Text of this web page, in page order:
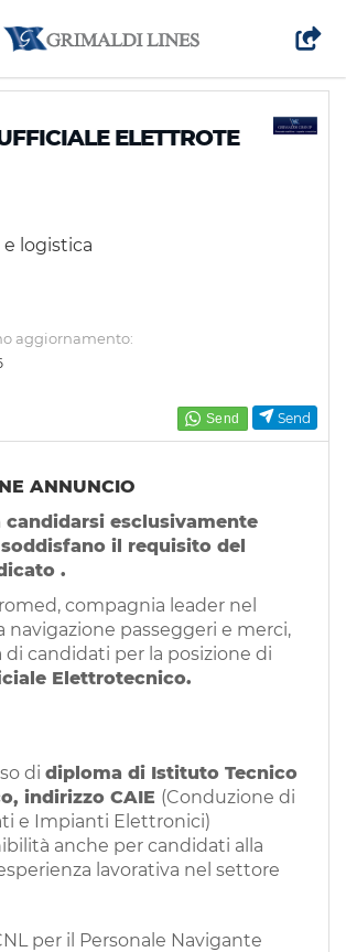
Send
ELETTROTE
logistica
aggiornamento:
ANNUNCIO
candidarsi esclusivamente
il requisito del
.
compagnia leader nel
navigazione passeggeri e merci,
di candidati per la posizione di
Elettrotecnico.
di diploma di Istituto Tecnico
indirizzo CAIE (Conduzione di
e Impianti Elettronici)
anche per candidati alla
lavorativa nel settore
per il Personale Navigante